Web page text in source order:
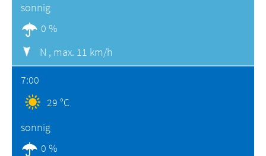
sonnig
0 %
N , max. 11 km/h
7:00
29 °C
sonnig
0 %